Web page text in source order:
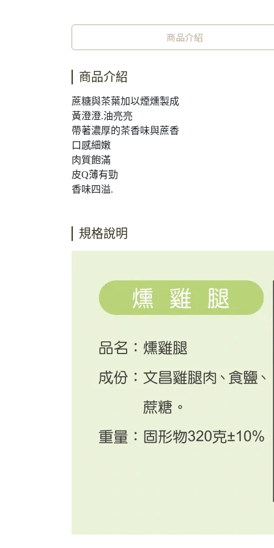
商品介紹
商品介紹
蔗糖與茶葉加以煙燻製成
黃澄澄.油亮亮
帶著濃厚的茶香味與蔗香
口感細嫩
肉質飽滿
皮Q薄有勁
香味四溢.
規格說明